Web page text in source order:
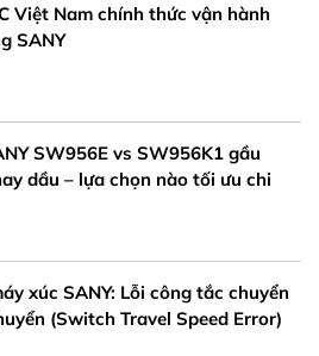
Việt Nam chính thức vận hành
SANY
SW956E vs SW956K1 gầu
dầu – lựa chọn nào tối ưu chi
xúc SANY: Lỗi công tắc chuyển
(Switch Travel Speed Error)